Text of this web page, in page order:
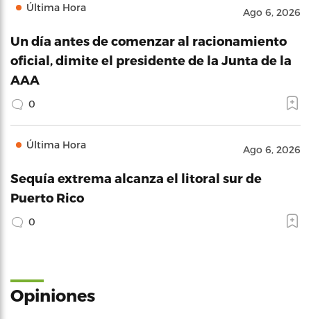
Última Hora Ago 6, 2026
Un día antes de comenzar al racionamiento
oficial, dimite el presidente de la Junta de la
AAA
0
Última Hora Ago 6, 2026
Sequía extrema alcanza el litoral sur de
Puerto Rico
0
Opiniones